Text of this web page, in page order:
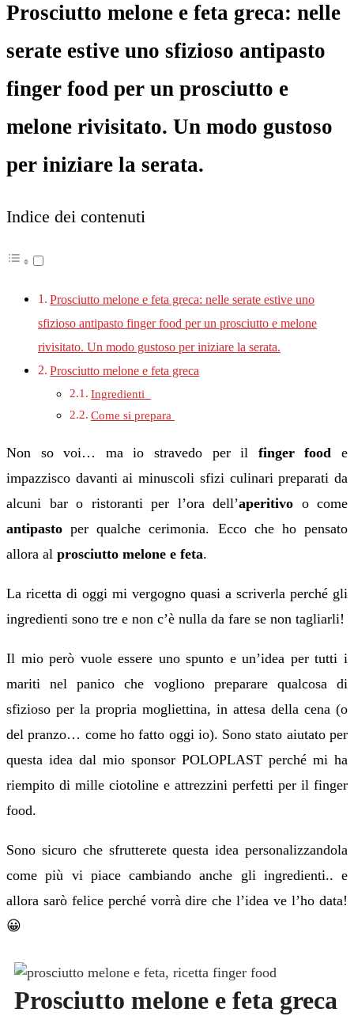
Prosciutto melone e feta greca: nelle
serate estive uno sfizioso antipasto
finger food per un prosciutto e
melone rivisitato. Un modo gustoso
per iniziare la serata.
Indice dei contenuti
Prosciutto melone e feta greca: nelle serate estive uno
sfizioso antipasto finger food per un prosciutto e melone
rivisitato. Un modo gustoso per iniziare la serata.
Prosciutto melone e feta greca
Ingredienti
Come si prepara
Non so voi… ma io stravedo per il finger food e
impazzisco davanti ai minuscoli sfizi culinari preparati da
alcuni bar o ristoranti per l’ora dell’aperitivo o come
antipasto per qualche cerimonia. Ecco che ho pensato
allora al prosciutto melone e feta.
La ricetta di oggi mi vergogno quasi a scriverla perché gli
ingredienti sono tre e non c’è nulla da fare se non tagliarli!
Il mio però vuole essere uno spunto e un’idea per tutti i
mariti nel panico che vogliono preparare qualcosa di
sfizioso per la propria mogliettina, in attesa della cena (o
del pranzo… come ho fatto oggi io). Sono stato aiutato per
questa idea dal mio sponsor POLOPLAST perché mi ha
riempito di mille ciotoline e attrezzini perfetti per il finger
food.
Sono sicuro che sfrutterete questa idea personalizzandola
come più vi piace cambiando anche gli ingredienti.. e
allora sarò felice perché vorrà dire che l’idea ve l’ho data!
😀
Prosciutto melone e feta greca